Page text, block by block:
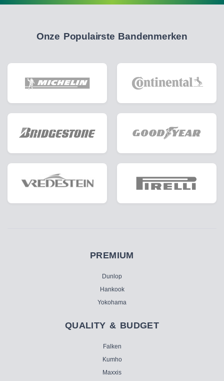
Onze Populairste Bandenmerken
PREMIUM
Dunlop
Hankook
Yokohama
QUALITY & BUDGET
Falken
Kumho
Maxxis